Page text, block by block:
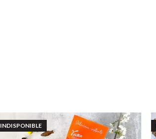
INDISPONIBLE